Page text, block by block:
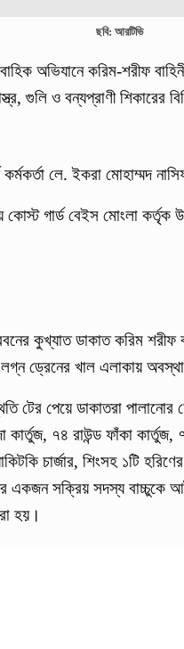
ছবি: আরটিভি
অভিযানে করিম-শরীফ
গুলি ও বন্যপ্রাণী শিকারের
লে. ইকরা মোহাম্মদ
গার্ড বেইস মোংলা কর্তৃক
কুখ্যাত ডাকাত করিম শরীফ
ড্রেনের খাল এলাকায়
টের পেয়ে ডাকাতরা
৭৪ রাউন্ড ফাঁকা কার্তুজ,
চার্জার, শিংসহ ১টি
একজন সক্রিয় সদস্য
হয়।